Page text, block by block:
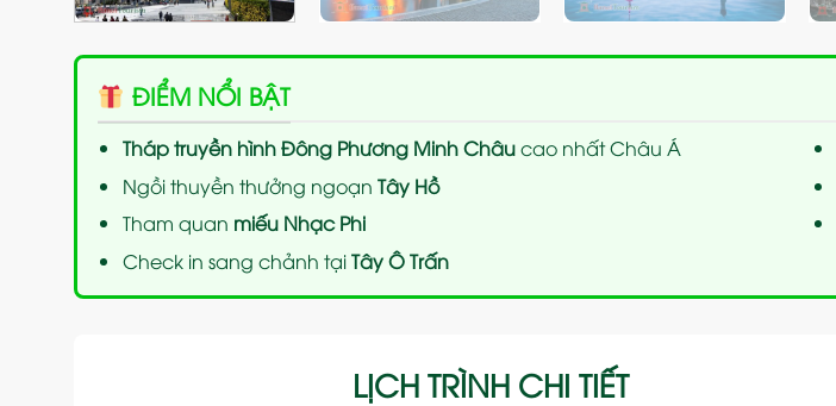
ĐIỂM NỔI BẬT
Tháp truyền hình Đông Phương Minh Châucao nhất Châu Á
Ngồi thuyền thưởng ngoạn Tây Hồ
Tham quan miếu Nhạc Phi
Check in sang chảnh tạiTây Ô Trấn
LỊCH TRÌNH CHI TIẾT